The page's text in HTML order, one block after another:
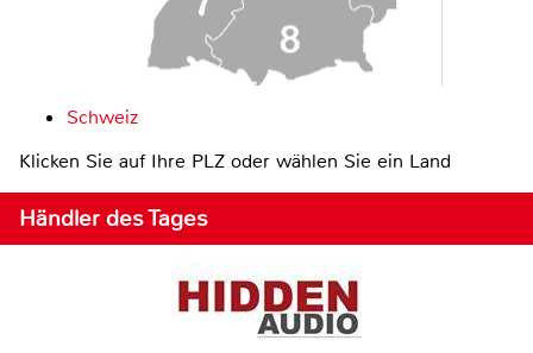
Schweiz
Klicken Sie auf Ihre PLZ oder wählen Sie ein Land
Händler des Tages